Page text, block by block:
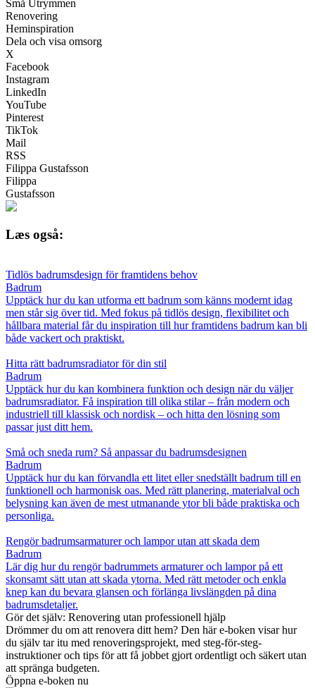
Små Utrymmen
Renovering
Heminspiration
Dela och visa omsorg
X
Facebook
Instagram
LinkedIn
YouTube
Pinterest
TikTok
Mail
RSS
Filippa Gustafsson
Filippa
Gustafsson
Læs også:
Tidlös badrumsdesign för framtidens behov
Badrum
Upptäck hur du kan utforma ett badrum som känns modernt idag
men står sig över tid. Med fokus på tidlös design, flexibilitet och
hållbara material får du inspiration till hur framtidens badrum kan bli
både vackert och praktiskt.
Hitta rätt badrumsradiator för din stil
Badrum
Upptäck hur du kan kombinera funktion och design när du väljer
badrumsradiator. Få inspiration till olika stilar – från modern och
industriell till klassisk och nordisk – och hitta den lösning som
passar just ditt hem.
Små och sneda rum? Så anpassar du badrumsdesignen
Badrum
Upptäck hur du kan förvandla ett litet eller snedställt badrum till en
funktionell och harmonisk oas. Med rätt planering, materialval och
belysning kan även de mest utmanande ytor bli både praktiska och
personliga.
Rengör badrumsarmaturer och lampor utan att skada dem
Badrum
Lär dig hur du rengör badrummets armaturer och lampor på ett
skonsamt sätt utan att skada ytorna. Med rätt metoder och enkla
knep kan du bevara glansen och förlänga livslängden på dina
badrumsdetaljer.
Gör det själv: Renovering utan professionell hjälp
Drömmer du om att renovera ditt hem? Den här e-boken visar hur
du själv tar itu med renoveringsprojekt, med steg-för-steg-
instruktioner och tips för att få jobbet gjort ordentligt och säkert utan
att spränga budgeten.
Öppna e-boken nu